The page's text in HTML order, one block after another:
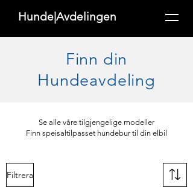
Hunde|Avdelingen
Finn din
Hundeavdeling
Se alle våre tilgjengelige modeller
Finn speisaltilpasset hundebur til din elbil
Filtrera